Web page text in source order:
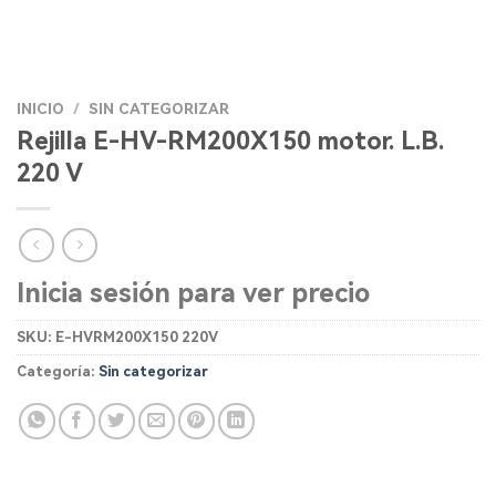
INICIO / SIN CATEGORIZAR
Rejilla E-HV-RM200X150 motor. L.B.
220 V
Inicia sesión para ver precio
SKU: E-HVRM200X150 220V
Categoría: Sin categorizar